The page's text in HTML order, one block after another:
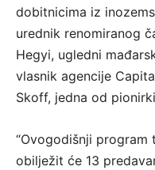
dobitnicima iz
urednik renomiranog
Hegyi, ugledni
vlasnik agencije
Skoff, jedna od
“Ovogodišnji program
obilježit će 13